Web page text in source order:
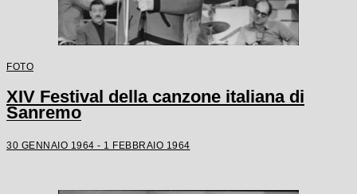
FOTO
XIV Festival della canzone italiana di
Sanremo
30 GENNAIO 1964 - 1 FEBBRAIO 1964